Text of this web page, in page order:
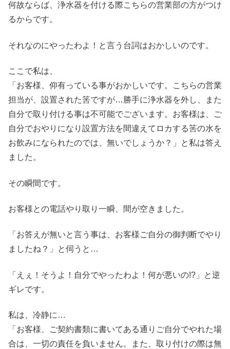
何故ならば、浄水器を付ける際こちらの営業部の方がつけ
るからです。
それなのにやったわよ！と言う台詞はおかしいのです。
ここで私は、
「お客様、仰有っている事がおかしいです。こちらの営業
担当が、設置された筈ですが…勝手に浄水器を外し、また
自分で取り付ける事は不可能でございます。お客様は、ご
自分でおやりになり設置方法を間違えてロカする筈の水を
お飲みになられたのでは、無いでしょうか？」と私は答え
ました。
その瞬間です。
お客様との電話やり取り一瞬、間が空きました。
「お答えが無いと言う事は、お客様ご自分の御判断でやり
ましたね？」と伺うと…
「えぇ！そうよ！自分でやったわよ！何が悪いの!?」と逆
ギレです。
私は、冷静に…
「お客様、ご契約書類に書いてある通りご自分でやれた場
合は、一切の責任を負いません。また、取り付けの際は無